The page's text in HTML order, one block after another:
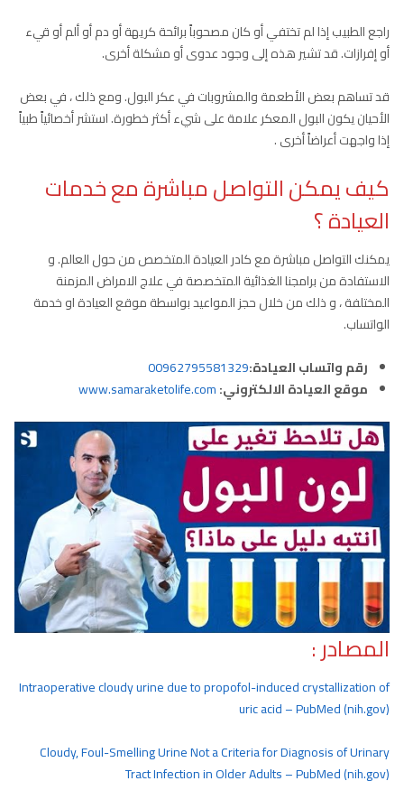
راجع الطبيب إذا لم تختفي أو كان مصحوباً برائحة كريهة أو دم أو ألم أو قيء
أو إفرازات. قد تشير هذه إلى وجود عدوى أو مشكلة أخرى.
قد تساهم بعض الأطعمة والمشروبات في عكر البول. ومع ذلك ، في بعض
الأحيان يكون البول المعكر علامة على شيء أكثر خطورة. استشر أخصائياً طبياً
إذا واجهت أعراضاً أخرى .
كيف يمكن التواصل مباشرة مع خدمات
العيادة ؟
يمكنك التواصل مباشرة مع كادر العيادة المتخصص من حول العالم. و
الاستفادة من برامجنا الغذائية المتخصصة في علاج الامراض المزمنة
المختلفة ، و ذلك من خلال حجز المواعيد بواسطة موقع العيادة او خدمة
الواتساب.
رقم واتساب العيادة:00962795581329
موقع العيادة الالكتروني:www.samaraketolife.com
المصادر :
Intraoperative cloudy urine due to propofol-induced crystallization of
uric acid – PubMed (nih.gov)
Cloudy, Foul-Smelling Urine Not a Criteria for Diagnosis of Urinary
Tract Infection in Older Adults – PubMed (nih.gov)